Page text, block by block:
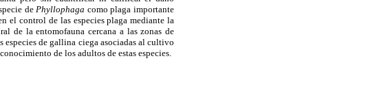
dePhyllophaga como plaga importante
el control de las especies plaga mediante la
de la entomofauna cercana a las zonas de
especies de gallina ciega asociadas al cultivo
de los adultos de estas especies.